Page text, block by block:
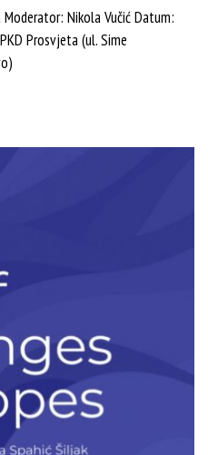
Nikola Vučić Datum:
Prosvjeta (ul. Sime